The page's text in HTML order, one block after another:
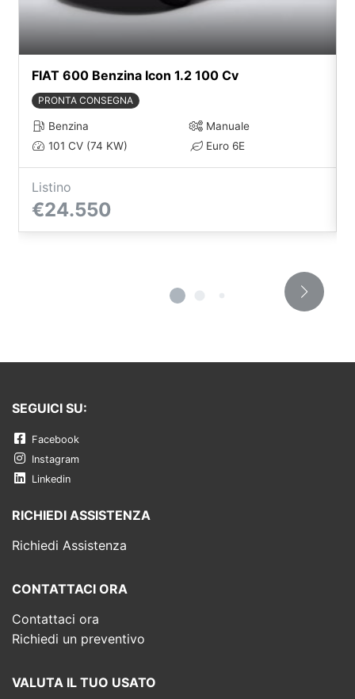
FIAT 600 Benzina Icon 1.2 100 Cv
PRONTA CONSEGNA
Benzina
Manuale
101 CV (74 KW)
Euro 6E
Listino
€24.550
SEGUICI SU:
Facebook
Instagram
Linkedin
RICHIEDI ASSISTENZA
Richiedi Assistenza
CONTATTACI ORA
Contattaci ora
Richiedi un preventivo
VALUTA IL TUO USATO